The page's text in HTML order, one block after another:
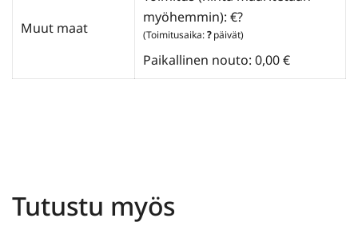
Muut maat
myöhemmin): €?
(Toimitusaika:?päivät)
Paikallinen nouto: 0,00 €
Tutustu myös